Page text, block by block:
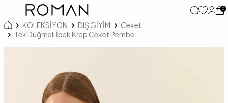
0
KOLEKSİYON DIŞ GİYİM
Ceket
Tek Düğmeli İpek Krep Ceket Pembe